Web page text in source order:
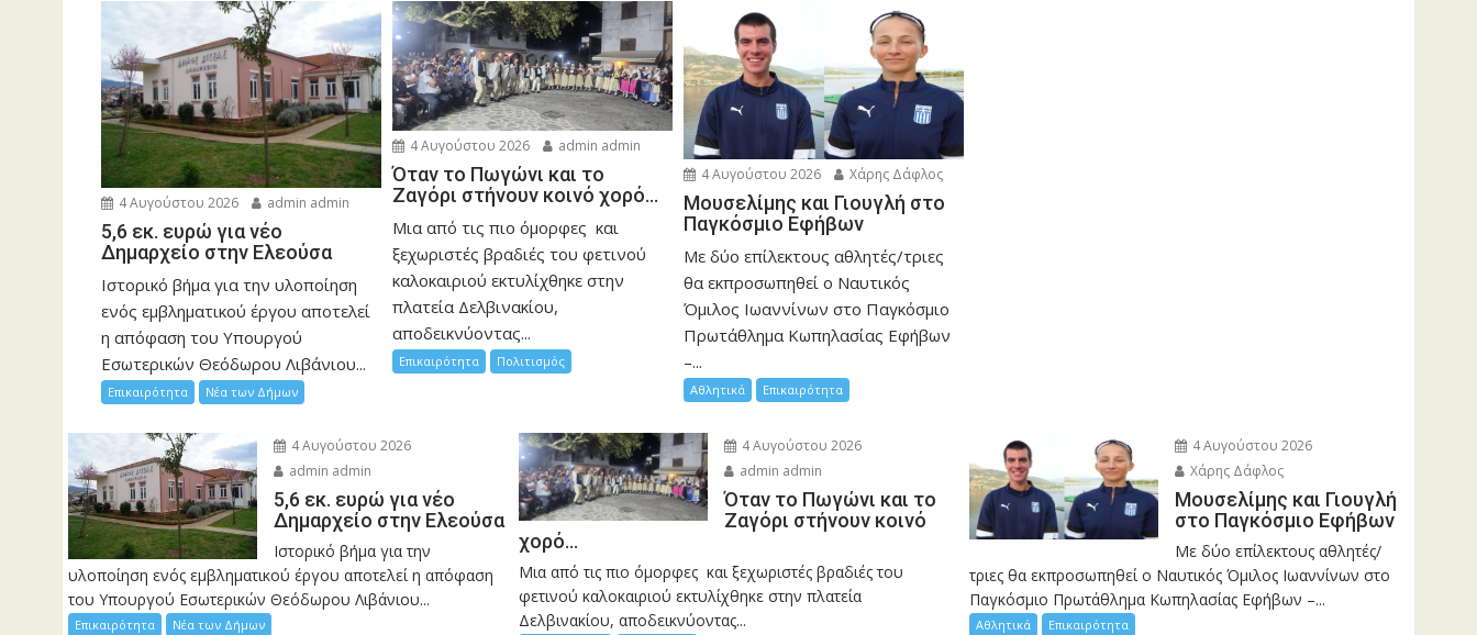
4 Αυγούστου 2026 admin admin
5,6 εκ. ευρώ για νέο
Δημαρχείο στην Ελεούσα
Ιστορικό βήμα για την υλοποίηση
ενός εμβληματικού έργου αποτελεί
η απόφαση του Υπουργού
Εσωτερικών Θεόδωρου Λιβάνιου...
Επικαιρότητα Νέα των Δήμων
4 Αυγούστου 2026 admin admin
Όταν το Πωγώνι και το
Ζαγόρι στήνουν κοινό χορό…
Μια από τις πιο όμορφες και
ξεχωριστές βραδιές του φετινού
καλοκαιριού εκτυλίχθηκε στην
πλατεία Δελβινακίου,
αποδεικνύοντας...
Επικαιρότητα Πολιτισμός
4 Αυγούστου 2026 Χάρης Δάφλος
Μουσελίμης και Γιουγλή στο
Παγκόσμιο Εφήβων
Mε δύο επίλεκτους αθλητές/τριες
θα εκπροσωπηθεί ο Ναυτικός
Όμιλος Ιωαννίνων στο Παγκόσμιο
Πρωτάθλημα Κωπηλασίας Εφήβων
–...
Αθλητικά Επικαιρότητα
4 Αυγούστου 2026
admin admin
5,6 εκ. ευρώ για νέο
Δημαρχείο στην Ελεούσα
Ιστορικό βήμα για την
υλοποίηση ενός εμβληματικού έργου αποτελεί η απόφαση
του Υπουργού Εσωτερικών Θεόδωρου Λιβάνιου...
Επικαιρότητα Νέα των Δήμων
4 Αυγούστου 2026
admin admin
Όταν το Πωγώνι και το
Ζαγόρι στήνουν κοινό
χορό…
Μια από τις πιο όμορφες και ξεχωριστές βραδιές του
φετινού καλοκαιριού εκτυλίχθηκε στην πλατεία
Δελβινακίου, αποδεικνύοντας...
4 Αυγούστου 2026
Χάρης Δάφλος
Μουσελίμης και Γιουγλή
στο Παγκόσμιο Εφήβων
Mε δύο επίλεκτους αθλητές/
τριες θα εκπροσωπηθεί ο Ναυτικός Όμιλος Ιωαννίνων στο
Παγκόσμιο Πρωτάθλημα Κωπηλασίας Εφήβων –...
Αθλητικά Επικαιρότητα